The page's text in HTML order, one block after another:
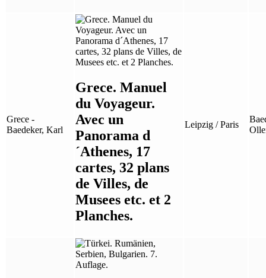
Grece -
Baedeker, Karl
Grece. Manuel
du Voyageur.
Avec un
Panorama d
´Athenes, 17
cartes, 32 plans
de Villes, de
Musees etc. et 2
Planches.
Leipzig / Paris